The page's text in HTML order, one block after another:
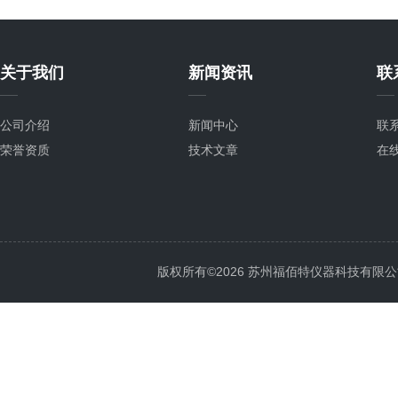
关于我们
公司介绍
荣誉资质
新闻资讯
新闻中心
技术文章
联
联
在
版权所有©2026 苏州福佰特仪器科技有限